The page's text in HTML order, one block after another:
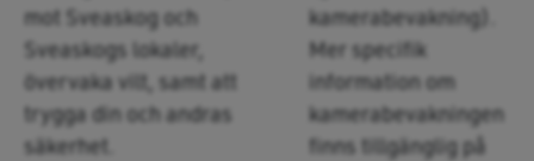
mot Sveaskog och
Sveaskogs lokaler,
övervaka vilt, samt att
trygga din och andras
säkerhet.
kamerabevakning).
Mer specifik
information om
kamerabevakningen
finns tillgänglig på